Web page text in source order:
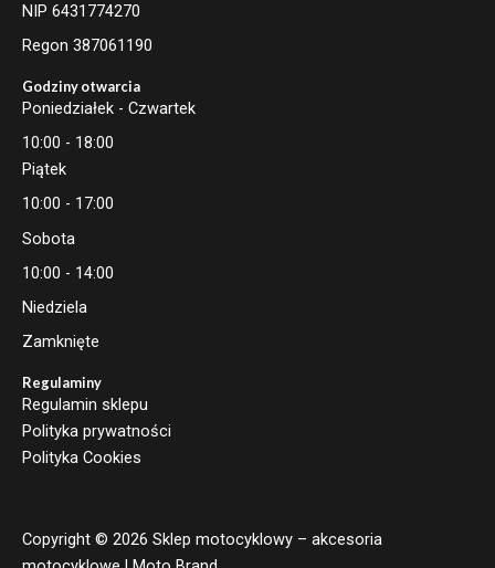
NIP 6431774270
Regon 387061190
Godziny otwarcia
Poniedziałek - Czwartek
10:00 - 18:00
Piątek
10:00 - 17:00
Sobota
10:00 - 14:00
Niedziela
Zamknięte
Regulaminy
Regulamin sklepu
Polityka prywatności
Polityka Cookies
Copyright © 2026 Sklep motocyklowy – akcesoria